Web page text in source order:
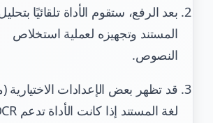
بعد الرفع، ستقوم الأداة تلقائيًا
المستند وتجهيزه لعملية استخلاص
النصوص.
قد تظهر بعض الإعدادات الاختيارية